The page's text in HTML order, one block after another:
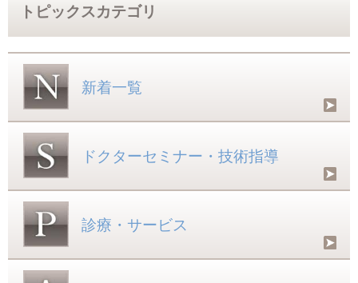
トピックスカテゴリ
新着一覧
ドクターセミナー・技術指導
診療・サービス